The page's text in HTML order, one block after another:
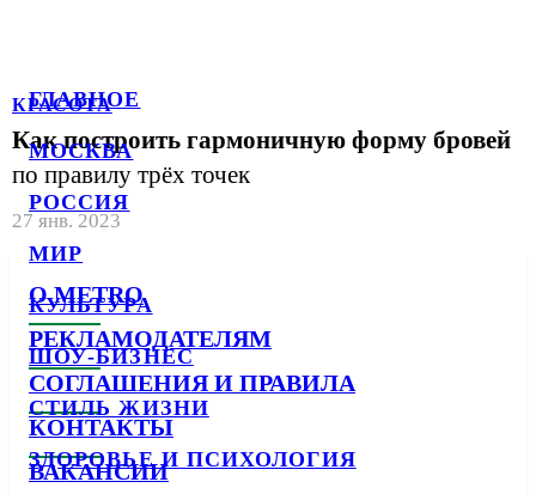
ГЛАВНОЕ
МОСКВА
РОССИЯ
МИР
КУЛЬТУРА
ШОУ-БИЗНЕС
СТИЛЬ ЖИЗНИ
ЗДОРОВЬЕ И ПСИХОЛОГИЯ
КРАСОТА
Как построить гармоничную форму бровей
по правилу трёх точек
27 янв. 2023
О METRO
РЕКЛАМОДАТЕЛЯМ
СОГЛАШЕНИЯ И ПРАВИЛА
КОНТАКТЫ
ВАКАНСИИ